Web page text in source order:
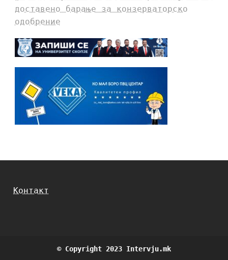
доставено барање за конзерваторско
одобрение
Контакт
© Copyright 2023 Intervju.mk